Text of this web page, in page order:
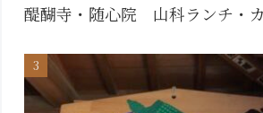
醍醐寺・随心院 山科ランチ・